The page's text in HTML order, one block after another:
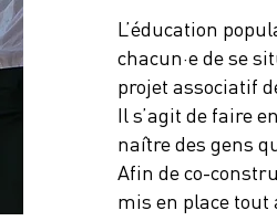
L’éducation
chacun·e de se
projet associatif
Il s’agit de faire
naître des gens
Afin de co-
mis en place tout